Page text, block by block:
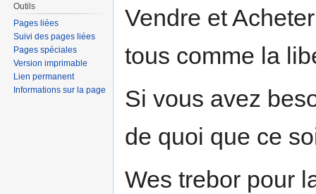
Vendre et
tous comme la
Si vous avez
de quoi que ce
Wes trebor pour
Outils
Pages liées
Suivi des pages liées
Pages spéciales
Version imprimable
Lien permanent
Informations sur la page